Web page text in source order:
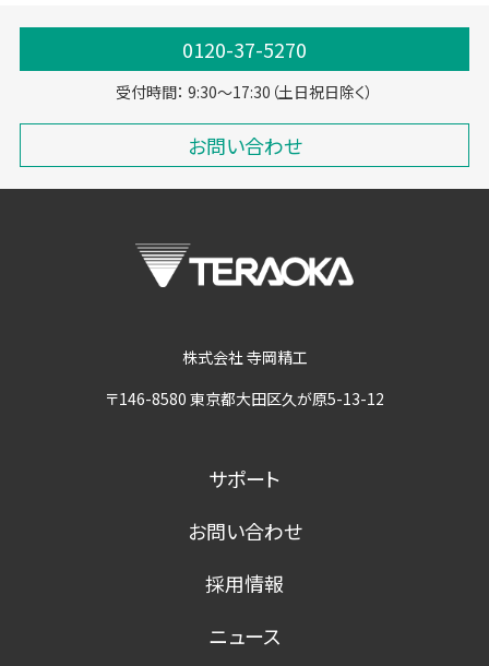
0120-37-5270
受付時間： 9:30～17:30（土日祝日除く）
お問い合わせ
株式会社 寺岡精工
〒146-8580 東京都大田区久が原5-13-12
サポート
お問い合わせ
採用情報
ニュース